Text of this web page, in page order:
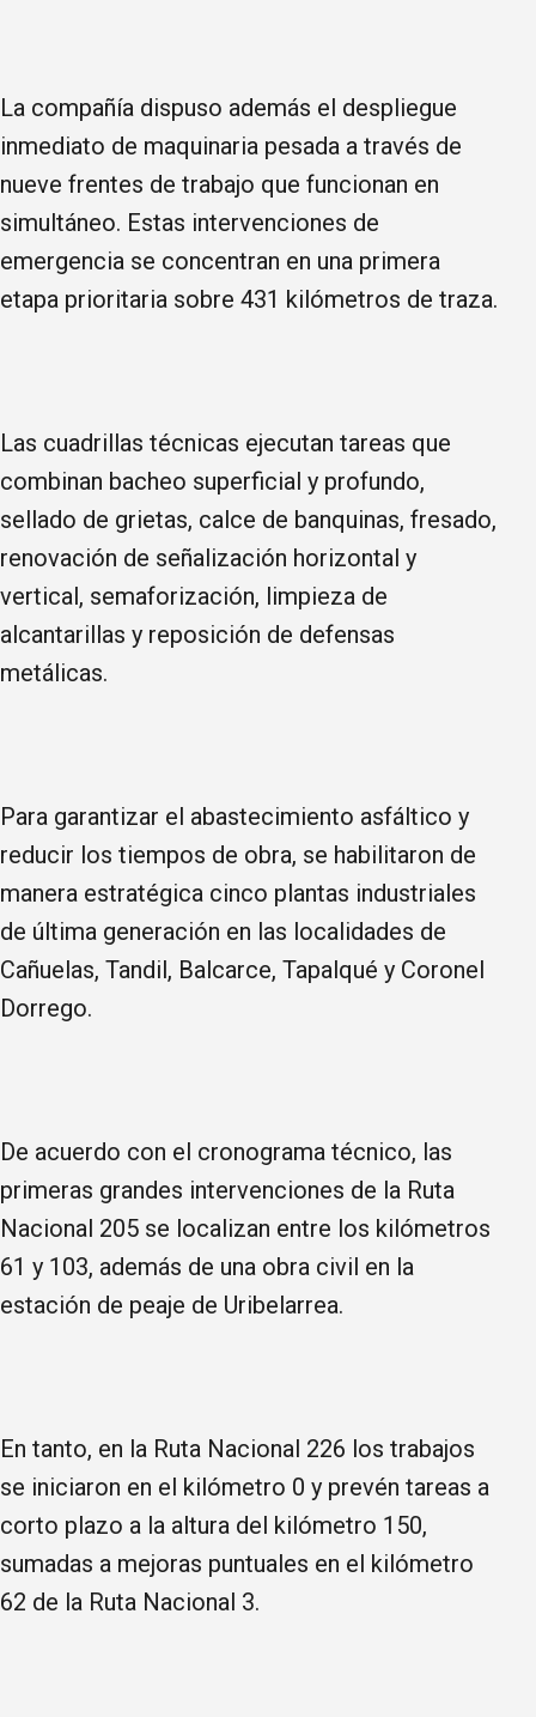
La compañía dispuso además el despliegue
inmediato de maquinaria pesada a través de
nueve frentes de trabajo que funcionan en
simultáneo. Estas intervenciones de
emergencia se concentran en una primera
etapa prioritaria sobre 431 kilómetros de traza.
Las cuadrillas técnicas ejecutan tareas que
combinan bacheo superficial y profundo,
sellado de grietas, calce de banquinas, fresado,
renovación de señalización horizontal y
vertical, semaforización, limpieza de
alcantarillas y reposición de defensas
metálicas.
Para garantizar el abastecimiento asfáltico y
reducir los tiempos de obra, se habilitaron de
manera estratégica cinco plantas industriales
de última generación en las localidades de
Cañuelas, Tandil, Balcarce, Tapalqué y Coronel
Dorrego.
De acuerdo con el cronograma técnico, las
primeras grandes intervenciones de la Ruta
Nacional 205 se localizan entre los kilómetros
61 y 103, además de una obra civil en la
estación de peaje de Uribelarrea.
En tanto, en la Ruta Nacional 226 los trabajos
se iniciaron en el kilómetro 0 y prevén tareas a
corto plazo a la altura del kilómetro 150,
sumadas a mejoras puntuales en el kilómetro
62 de la Ruta Nacional 3.